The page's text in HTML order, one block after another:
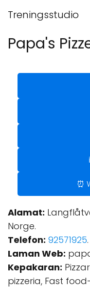
Treningsstudio
Papa's
⏰
Alamat:
Norge.
Telefon: 92571925.
Laman Web:
Kepakaran:
pizzeria, Fast